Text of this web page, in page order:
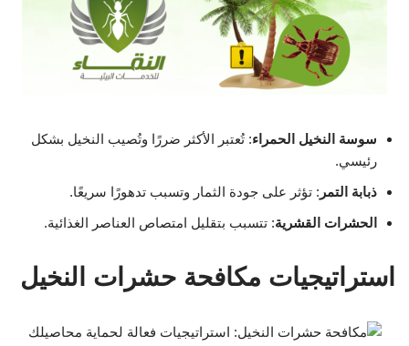
سوسة النخيل الحمراء: تُعتبر الأكثر ضررًا وتُصيب النخيل بشكل
رئيسي.
ذبابة التمر : تؤثر على جودة الثمار وتسبب تدهورًا سريعًا.
الحشرات القشرية: تتسبب بتقليل امتصاص العناصر الغذائية.
استراتيجيات مكافحة حشرات النخيل